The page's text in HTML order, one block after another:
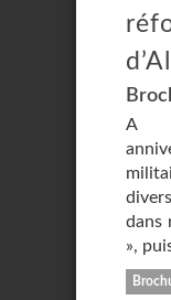
A
dans
»,